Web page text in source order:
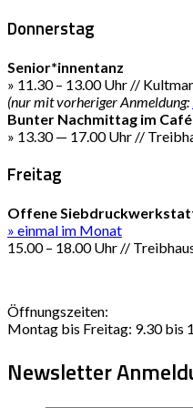
Donnerstag
Senior*innentanz
» 11.30 – 13.00 Uhr //
(nur mit vorheriger Anmeldung:
Bunter Nachmittag im
» 13.30 — 17.00 Uhr //
Freitag
Offene
» einmal im Monat
15.00 – 18.00 Uhr //
Öffnungszeiten:
Montag bis Freitag: 9.30 bis
Newsletter